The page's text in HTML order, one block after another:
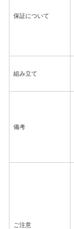
保証について
組み立て
備考
ご注意